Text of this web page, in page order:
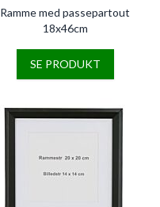
Ramme med passepartout
18x46cm
SE PRODUKT